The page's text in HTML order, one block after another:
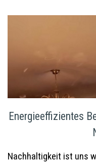
Energieeffizientes
Nachhaltigkeit ist uns